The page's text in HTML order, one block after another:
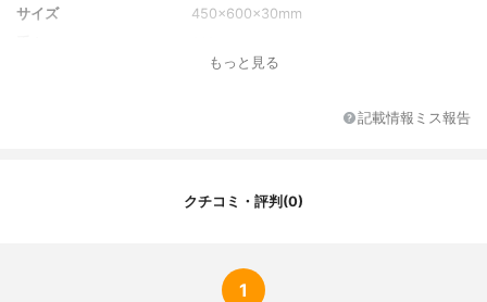
サイズ
450×600×30mm
ベージュ
もっと見る
記載情報ミス報告
クチコミ・評判(0)
1